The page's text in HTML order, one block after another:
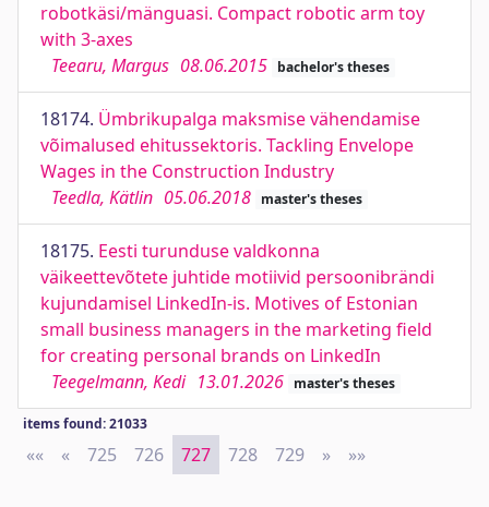
robotkäsi/mänguasi. Compact robotic arm toy
with 3-axes
Teearu, Margus 08.06.2015 bachelor's theses
18174. Ümbrikupalga maksmise vähendamise
võimalused ehitussektoris. Tackling Envelope
Wages in the Construction Industry
Teedla, Kätlin 05.06.2018 master's theses
18175. Eesti turunduse valdkonna
väikeettevõtete juhtide motiivid persoonibrändi
kujundamisel LinkedIn-is. Motives of Estonian
small business managers in the marketing field
for creating personal brands on LinkedIn
Teegelmann, Kedi 13.01.2026 master's theses
items found: 21033
«« First
« Previous
725 726 727 728 729 » Next
»»